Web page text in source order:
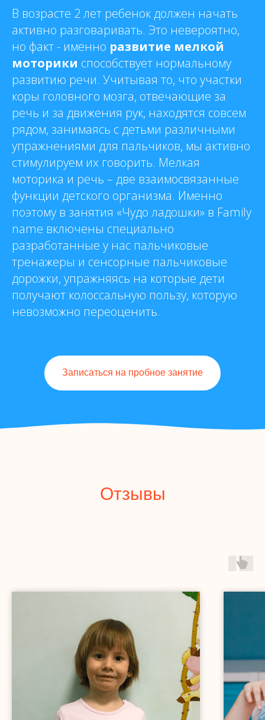
В возрасте 2 лет ребенок должен начать
активно разговаривать. Это невероятно,
но факт - именно развитие мелкой
моторики способствует нормальному
развитию речи. Учитывая то, что участки
коры головного мозга, отвечающие за
речь и за движения рук, находятся совсем
рядом, занимаясь с детьми различными
упражнениями для пальчиков, мы активно
стимулируем их говорить. Мелкая
моторика и речь – две взаимосвязанные
функции детского организма. Именно
поэтому в занятия «Чудо ладошки» в Family
name включены специально
разработанные у нас пальчиковые
тренажеры и сенсорные пальчиковые
дорожки, упражняясь на которые дети
получают колоссальную пользу, которую
невозможно переоценить.
Записаться на пробное занятие
Отзывы